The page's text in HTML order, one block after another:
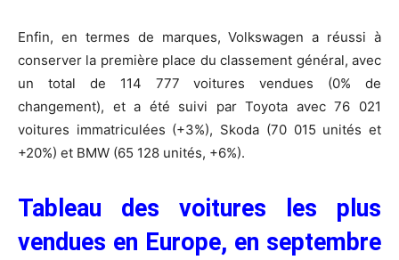
Enfin, en termes de marques, Volkswagen a réussi à
conserver la première place du classement général, avec
un total de 114 777 voitures vendues (0% de
changement), et a été suivi par Toyota avec 76 021
voitures immatriculées (+3%), Skoda (70 015 unités et
+20%) et BMW (65 128 unités, +6%).
Tableau des voitures les plus
vendues en Europe, en septembre